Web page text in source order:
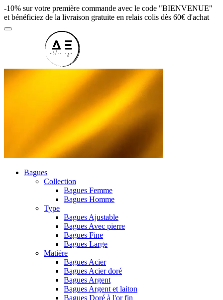
-10% sur votre première commande avec le code "BIENVENUE"
et bénéficiez de la livraison gratuite en relais colis dès 60€ d'achat
Bagues
Collection
Bagues Femme
Bagues Homme
Type
Bagues Ajustable
Bagues Avec pierre
Bagues Fine
Bagues Large
Matière
Bagues Acier
Bagues Acier doré
Bagues Argent
Bagues Argent et laiton
Bagues Doré à l'or fin